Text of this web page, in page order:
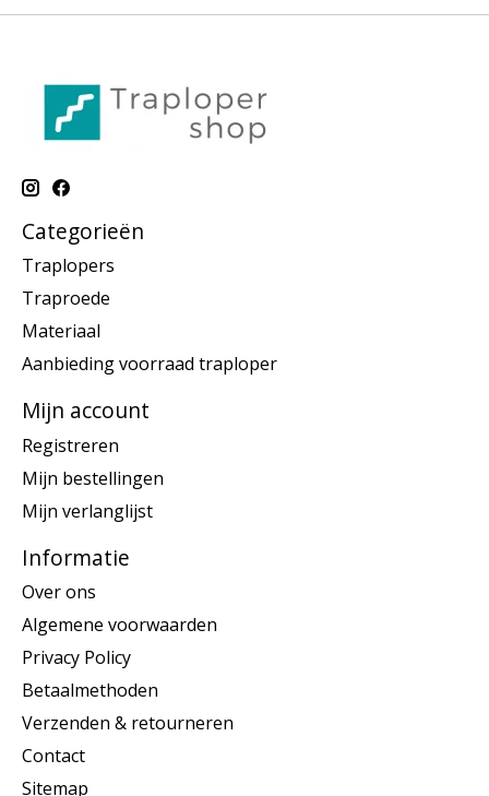
Categorieën
Traplopers
Traproede
Materiaal
Aanbieding voorraad traploper
Mijn account
Registreren
Mijn bestellingen
Mijn verlanglijst
Informatie
Over ons
Algemene voorwaarden
Privacy Policy
Betaalmethoden
Verzenden & retourneren
Contact
Sitemap